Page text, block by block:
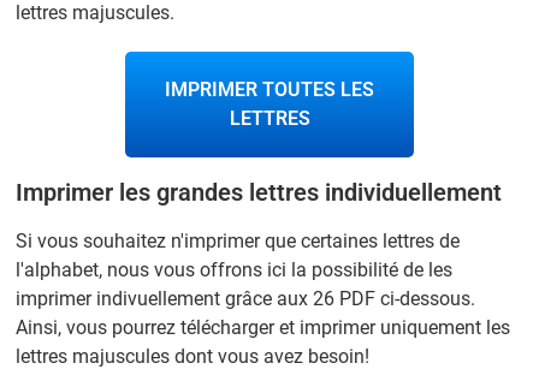
lettres majuscules.
IMPRIMER TOUTES LES
LETTRES
Imprimer les grandes lettres individuellement
Si vous souhaitez n'imprimer que certaines lettres de
l'alphabet, nous vous offrons ici la possibilité de les
imprimer indivuellement grâce aux 26 PDF ci-dessous.
Ainsi, vous pourrez télécharger et imprimer uniquement les
lettres majuscules dont vous avez besoin!